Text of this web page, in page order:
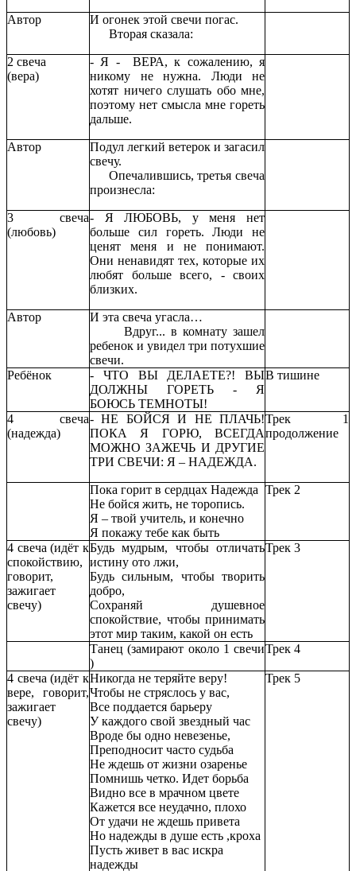
Автор
И огонек этой свечи погас.
Вторая сказала:
2 свеча
(вера)
- Я - ВЕРА, к сожалению, я
никому не нужна. Люди не
хотят ничего слушать обо мне,
поэтому нет смысла мне гореть
дальше.
Автор
Подул легкий ветерок и загасил
свечу.
Опечалившись, третья свеча
произнесла:
3 свеча
(любовь)
- Я ЛЮБОВЬ, у меня нет
больше сил гореть. Люди не
ценят меня и не понимают.
Они ненавидят тех, которые их
любят больше всего, - своих
близких.
Автор
И эта свеча угасла…
Вдруг... в комнату зашел
ребенок и увидел три потухшие
свечи.
Ребёнок
- ЧТО ВЫ ДЕЛАЕТЕ?! ВЫ
ДОЛЖНЫ ГОРЕТЬ - Я
БОЮСЬ ТЕМНОТЫ!
В тишине
4 свеча
(надежда)
- НЕ БОЙСЯ И НЕ ПЛАЧЬ!
ПОКА Я ГОРЮ, ВСЕГДА
МОЖНО ЗАЖЕЧЬ И ДРУГИЕ
ТРИ СВЕЧИ: Я – НАДЕЖДА.
Трек 1
продолжение
Пока горит в сердцах Надежда
Не бойся жить, не торопись.
Я – твой учитель, и конечно
Я покажу тебе как быть
Трек 2
4 свеча (идёт к
спокойствию,
говорит,
зажигает
свечу)
Будь мудрым, чтобы отличать
истину ото лжи,
Будь сильным, чтобы творить
добро,
Сохраняй душевное
спокойствие, чтобы принимать
этот мир таким, какой он есть
Трек 3
Танец (замирают около 1 свечи
)
Трек 4
4 свеча (идёт к
вере, говорит,
зажигает
свечу)
Никогда не теряйте веру!
Чтобы не стряслось у вас,
Все поддается барьеру
У каждого свой звездный час
Вроде бы одно невезенье,
Преподносит часто судьба
Не ждешь от жизни озаренье
Помнишь четко. Идет борьба
Видно все в мрачном цвете
Кажется все неудачно, плохо
От удачи не ждешь привета
Но надежды в душе есть ,кроха
Пусть живет в вас искра
надежды
Трек 5